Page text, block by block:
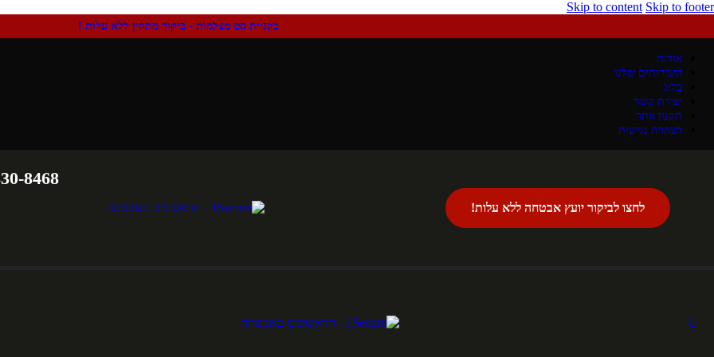
Skip to content Skip to footer
בקניית סט מצלמות - ביקור מתקין ללא עלות !
אודות
השירותים שלנו
בלוג
יצירת קשר
תקנון אתר
הצהרת נגישות
לחצו לביקור יועץ אבטחה ללא עלות!
8468